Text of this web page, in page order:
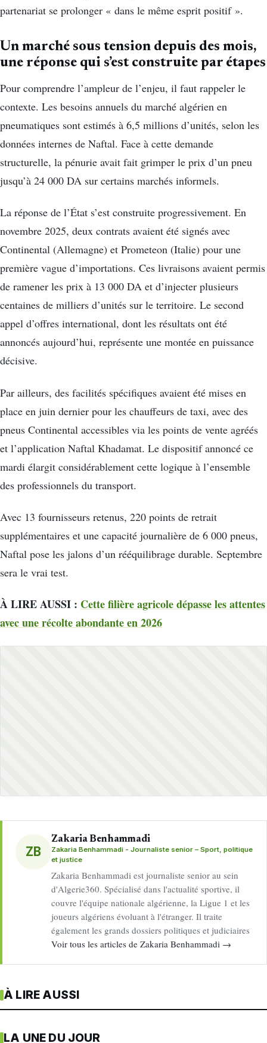
partenariat se prolonger « dans le même esprit positif ».
Un marché sous tension depuis des mois,
une réponse qui s’est construite par étapes
Pour comprendre l’ampleur de l’enjeu, il faut rappeler le
contexte. Les besoins annuels du marché algérien en
pneumatiques sont estimés à 6,5 millions d’unités, selon les
données internes de Naftal. Face à cette demande
structurelle, la pénurie avait fait grimper le prix d’un pneu
jusqu’à 24 000 DA sur certains marchés informels.
La réponse de l’État s’est construite progressivement. En
novembre 2025, deux contrats avaient été signés avec
Continental (Allemagne) et Prometeon (Italie) pour une
première vague d’importations. Ces livraisons avaient permis
de ramener les prix à 13 000 DA et d’injecter plusieurs
centaines de milliers d’unités sur le territoire. Le second
appel d’offres international, dont les résultats ont été
annoncés aujourd’hui, représente une montée en puissance
décisive.
Par ailleurs, des facilités spécifiques avaient été mises en
place en juin dernier pour les chauffeurs de taxi, avec des
pneus Continental accessibles via les points de vente agréés
et l’application Naftal Khadamat. Le dispositif annoncé ce
mardi élargit considérablement cette logique à l’ensemble
des professionnels du transport.
Avec 13 fournisseurs retenus, 220 points de retrait
supplémentaires et une capacité journalière de 6 000 pneus,
Naftal pose les jalons d’un rééquilibrage durable. Septembre
sera le vrai test.
À LIRE AUSSI : Cette filière agricole dépasse les attentes
avec une récolte abondante en 2026
ZB
Zakaria Benhammadi
Zakaria Benhammadi - Journaliste senior – Sport, politique
et justice
Zakaria Benhammadi est journaliste senior au sein
d'Algerie360. Spécialisé dans l'actualité sportive, il
couvre l'équipe nationale algérienne, la Ligue 1 et les
joueurs algériens évoluant à l'étranger. Il traite
également les grands dossiers politiques et judiciaires
Voir tous les articles de Zakaria Benhammadi →
À LIRE AUSSI
LA UNE DU JOUR